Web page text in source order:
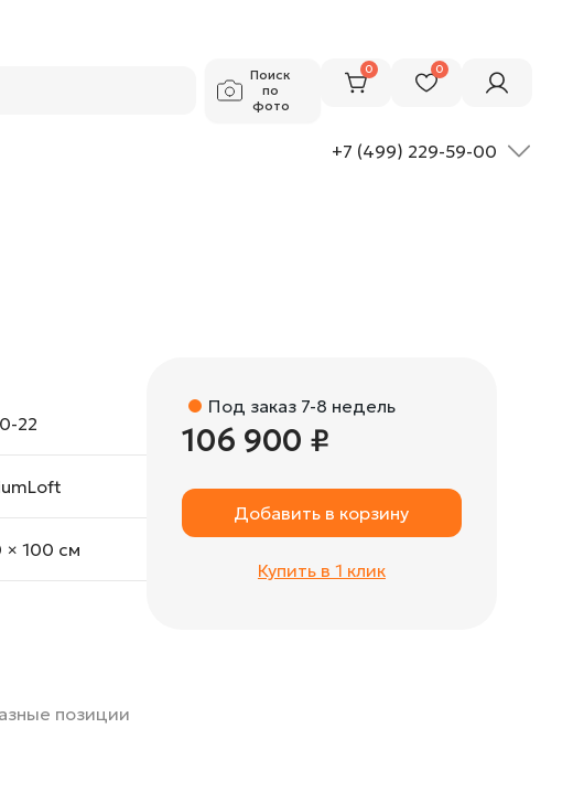
Поиск
по
фото
0 0
+7 (499) 229-59-00
22
× 100 cм
позиции
Под заказ 7-8 недель
106 900 ₽
Добавить в корзину
Купить в 1 клик